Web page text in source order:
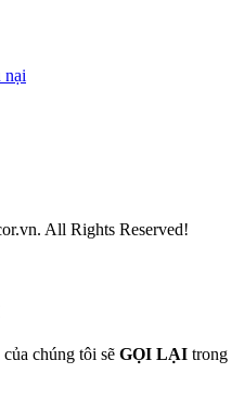
nại
All Rights Reserved!
chúng tôi sẽ GỌI LẠI trong